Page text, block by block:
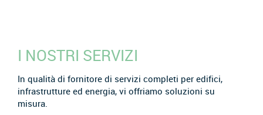
I NOSTRI SERVIZI
In qualità di fornitore di servizi completi per edifici,
infrastrutture ed energia, vi offriamo soluzioni su
misura.